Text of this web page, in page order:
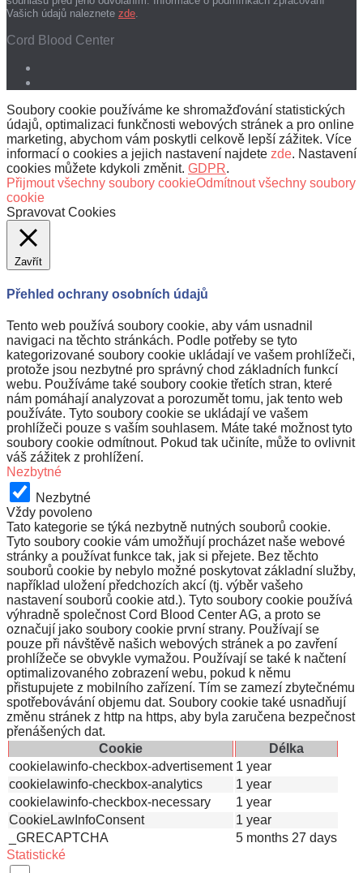
Vašich údajů naleznete zde
Cord Blood Center
Soubory cookie používáme ke shromažďování statistických
údajů, optimalizaci funkčnosti webových stránek a pro online
marketing, abychom vám poskytli celkově lepší zážitek. Více
informací o cookies a jejich nastavení najdete zde. Nastavení
cookies můžete kdykoli změnit. GDPR.
Přijmout všechny soubory cookieOdmítnout všechny soubory
cookie
Spravovat Cookies
Zavřít
Přehled ochrany osobních údajů
Tento web používá soubory cookie, aby vám usnadnil
navigaci na těchto stránkách. Podle potřeby se tyto
kategorizované soubory cookie ukládají ve vašem prohlížeči,
protože jsou nezbytné pro správný chod základních funkcí
webu. Používáme také soubory cookie třetích stran, které
nám pomáhají analyzovat a porozumět tomu, jak tento web
používáte. Tyto soubory cookie se ukládají ve vašem
prohlížeči pouze s vaším souhlasem. Máte také možnost tyto
soubory cookie odmítnout. Pokud tak učiníte, může to ovlivnit
váš zážitek z prohlížení.
Nezbytné
Nezbytné
Vždy povoleno
Tato kategorie se týká nezbytně nutných souborů cookie.
Tyto soubory cookie vám umožňují procházet naše webové
stránky a používat funkce tak, jak si přejete. Bez těchto
souborů cookie by nebylo možné poskytovat základní služby,
například uložení předchozích akcí (tj. výběr vašeho
nastavení souborů cookie atd.). Tyto soubory cookie používá
výhradně společnost Cord Blood Center AG, a proto se
označují jako soubory cookie první strany. Používají se
pouze při návštěvě našich webových stránek a po zavření
prohlížeče se obvykle vymažou. Používají se také k načtení
optimalizovaného zobrazení webu, pokud k němu
přistupujete z mobilního zařízení. Tím se zamezí zbytečnému
spotřebovávání objemu dat. Soubory cookie také usnadňují
změnu stránek z http na https, aby byla zaručena bezpečnost
přenášených dat.
Cookie
Délka
cookielawinfo-checkbox-advertisement 1 year
cookielawinfo-checkbox-analytics
1 year
cookielawinfo-checkbox-necessary
1 year
CookieLawInfoConsent
1 year
_GRECAPTCHA
5 months 27 days
Statistické